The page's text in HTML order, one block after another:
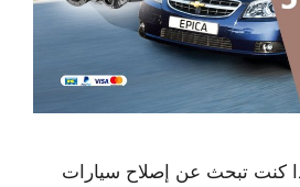
كنت تبحث عن إصلاح سيارات